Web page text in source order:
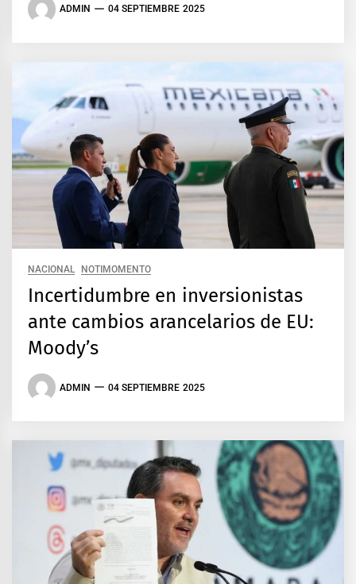
ADMIN 04 SEPTIEMBRE 2025
NACIONAL NOTIMOMENTO
Incertidumbre en inversionistas
ante cambios arancelarios de EU:
Moody’s
ADMIN 04 SEPTIEMBRE 2025